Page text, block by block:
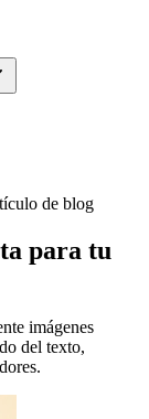
de blog
para tu
imágenes
del texto,